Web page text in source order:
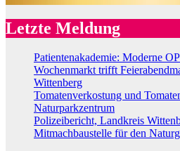
Letzte Meldung
Patientenakademie: Moderne
Wochenmarkt trifft
Wittenberg
Tomatenverkostung und
Naturparkzentrum
Polizeibericht, Landkreis
Mitmachbaustelle für den